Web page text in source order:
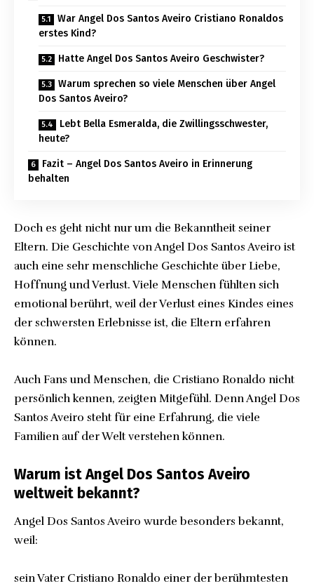
War Angel Dos Santos Aveiro Cristiano Ronaldos
erstes Kind?
Hatte Angel Dos Santos Aveiro Geschwister?
Warum sprechen so viele Menschen über Angel
Dos Santos Aveiro?
Lebt Bella Esmeralda, die Zwillingsschwester,
heute?
Fazit – Angel Dos Santos Aveiro in Erinnerung
behalten
Doch es geht nicht nur um die Bekanntheit seiner
Eltern. Die Geschichte von Angel Dos Santos Aveiro ist
auch eine sehr menschliche Geschichte über Liebe,
Hoffnung und Verlust. Viele Menschen fühlten sich
emotional berührt, weil der Verlust eines Kindes eines
der schwersten Erlebnisse ist, die Eltern erfahren
können.
Auch Fans und Menschen, die Cristiano Ronaldo nicht
persönlich kennen, zeigten Mitgefühl. Denn Angel Dos
Santos Aveiro steht für eine Erfahrung, die viele
Familien auf der Welt verstehen können.
Warum ist Angel Dos Santos Aveiro
weltweit bekannt?
Angel Dos Santos Aveiro wurde besonders bekannt,
weil:
sein Vater Cristiano Ronaldo einer der berühmtesten